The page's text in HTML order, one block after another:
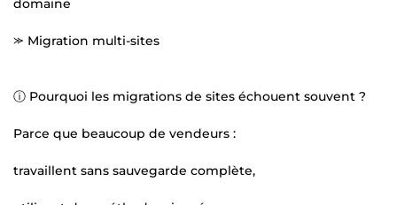
domaine
⪼ Migration multi-sites
ⓘ Pourquoi les migrations de sites échouent souvent ?
Parce que beaucoup de vendeurs :
travaillent sans sauvegarde complète,